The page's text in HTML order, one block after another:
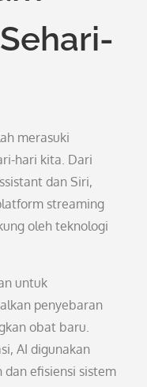
merasuki
hari kita. Dari
dan Siri,
streaming
oleh teknologi
untuk
penyebaran
obat baru.
AI digunakan
efisiensi sistem